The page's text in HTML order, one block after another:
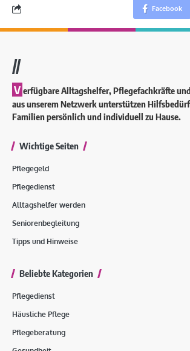
Facebook
//
V erfügbare Alltagshelfer, Pflegefachkräfte
aus unserem Netzwerk unterstützen
Familien persönlich und individuell zu Hause.
Wichtige Seiten
Pflegegeld
Pflegedienst
Alltagshelfer werden
Seniorenbegleitung
Tipps und Hinweise
Beliebte Kategorien
Pflegedienst
Häusliche Pflege
Pflegeberatung